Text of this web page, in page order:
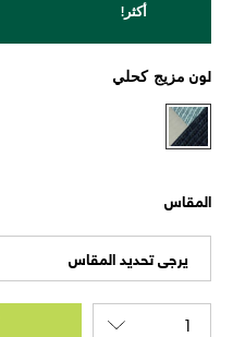
أكثر!
لون مزيج كحلي
المقاس
يرجى تحديد المقاس